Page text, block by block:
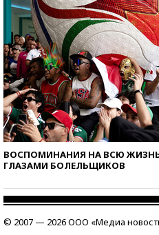
ВОСПОМИНАНИЯ НА ВСЮ
ГЛАЗАМИ БОЛЕЛЬЩИКОВ
© 2007 — 2026 ООО «Медиа